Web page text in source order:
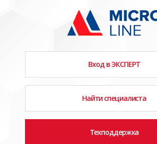
Вход в ЭКСПЕРТ
Найти специалиста
Техподдержка